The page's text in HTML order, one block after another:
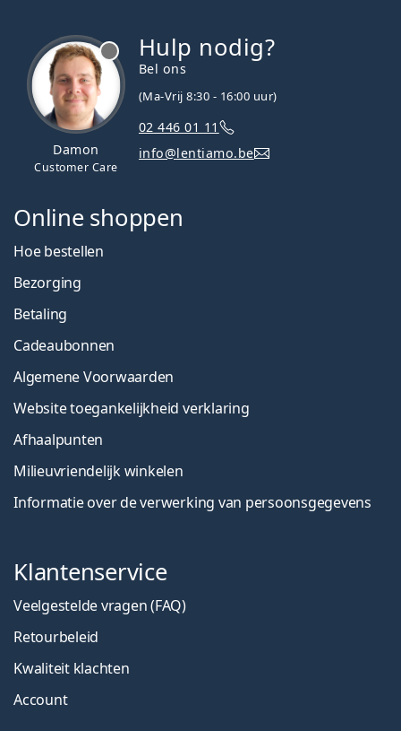
Damon
Customer Care
Hulp nodig?
Bel ons
(Ma-Vrij 8:30 - 16:00 uur)
02 446 01 11
info@lentiamo.be
Online shoppen
Hoe bestellen
Bezorging
Betaling
Cadeaubonnen
Algemene Voorwaarden
Website toegankelijkheid verklaring
Afhaalpunten
Milieuvriendelijk winkelen
Informatie over de verwerking van persoonsgegevens
Klantenservice
Veelgestelde vragen (FAQ)
Retourbeleid
Kwaliteit klachten
Account